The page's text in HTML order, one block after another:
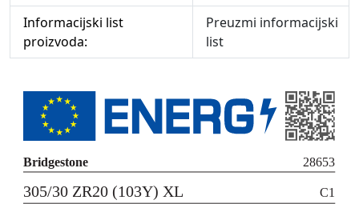
Informacijski list
proizvoda:
Preuzmi informacijski
list